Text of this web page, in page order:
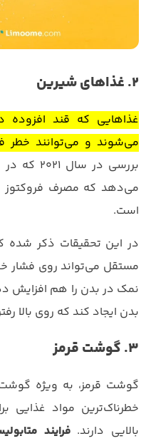
2. غذاهای شیرین
غذاهایی که قند افزوده
می‌شوند و می‌توانند خطر
بررسی در سال ۲۰۲۱ که در سایت
می‌دهد که مصرف فروکتوز
است.
در این تحقیقات ذکر شده
مستقل می‌تواند روی
نمک در بدن را هم افزایش
بدن ایجاد کند که روی بالا
3. گوشت قرمز
گوشت قرمز، به ویژه
خطرناک‌ترین مواد غذایی
بالایی دارند. فرایند